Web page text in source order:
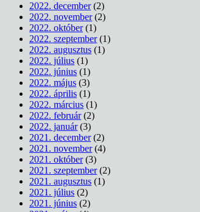
2022. december(2)
2022. november(2)
2022. október(1)
2022. szeptember(1)
2022. augusztus (1)
2022. július (1)
2022. június (1)
2022. május (3)
2022. április (1)
2022. március (1)
2022. február(2)
2022. január(3)
2021. december(2)
2021. november(4)
2021. október(3)
2021. szeptember(2)
2021. augusztus (1)
2021. július (2)
2021. június (2)